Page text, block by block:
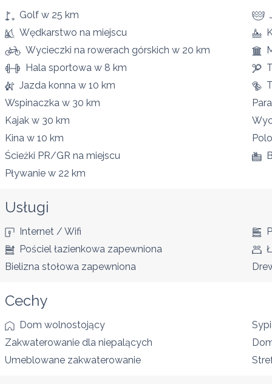
Golf w 25 km
Wędkarstwo na miejscu
Wycieczki na rowerach górskich w 20 km
Hala sportowa w 8 km
Jazda konna w 10 km
Wspinaczka w 30 km
Kajak w 30 km
Kina w 10 km
Ścieżki PR/GR na miejscu
Pływanie w 22 km
Usługi
Internet / Wifi
Pościel łazienkowa zapewniona
Bielizna stołowa zapewniona
Cechy
Dom wolnostojący
Zakwaterowanie dla niepalących
Umeblowane zakwaterowanie